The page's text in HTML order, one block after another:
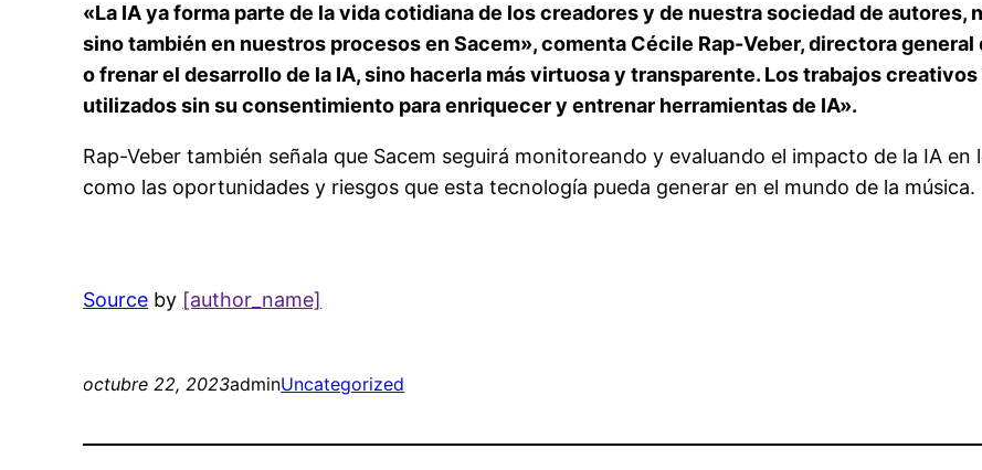
«La IA ya forma parte de la vida cotidiana de los creadores y de nuestra sociedad de autores,
sino también en nuestros procesos en Sacem», comenta Cécile Rap-Veber, directora
o frenar el desarrollo de la IA, sino hacerla más virtuosa y transparente. Los trabajos
utilizados sin su consentimiento para enriquecer y entrenar herramientas de IA».
Rap-Veber también señala que Sacem seguirá monitoreando y evaluando el impacto de la IA
como las oportunidades y riesgos que esta tecnología pueda generar en el mundo de la música.
Source by [author_name]
octubre 22, 2023adminUncategorized